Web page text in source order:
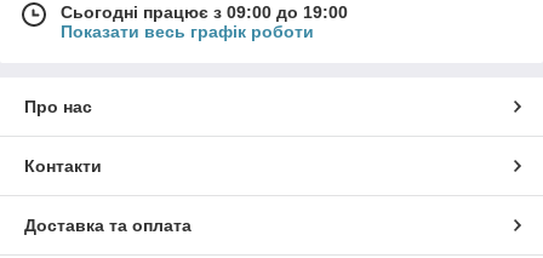
Сьогодні працює з 09:00 до 19:00
Показати весь графік роботи
Про нас
Контакти
Доставка та оплата